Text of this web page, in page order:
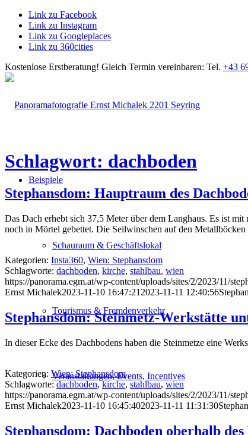
Link zu Facebook
Link zu Instagram
Link zu Googleplaces
Link zu 360cities
Kostenlose Erstberatung! Gleich Termin vereinbaren: Tel. +43
Beispiele
Schauraum & Geschäftslokal
Tourismus & Fremdenverkehr
Veranstaltungen, Events, Incentives
Schlagwort: dachboden
Stephansdom: Hauptraum des
Das Dach erhebt sich 37,5 Meter über dem Langhaus. Es ist
noch in Mörtel gebettet. Die Seilwinschen auf den
Kategorien: Insta360, Wien: Stephansdom
Schlagworte: dachboden, kirche, stahlbau, wien
https://panorama.egm.at/wp-content/uploads/sites/2/2023/11/
Ernst Michalek2023-11-10 16:47:21 2023-11-11 12:40:56
Stephansdom: Steinmetz-Werkstätte
In dieser Ecke des Dachbodens haben die Steinmetze eine
Kategorien: Wien: Stephansdom
Schlagworte: dachboden,kirche, stahlbau, wien
https://panorama.egm.at/wp-content/uploads/sites/2/2023/11/
Ernst Michalek2023-11-10 16:45:402023-11-11 11:31:30
Stephansdom: Dachboden oberhalb des